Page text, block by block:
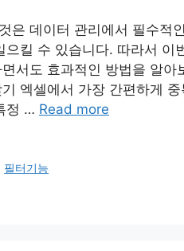
은 데이터 관리에서 필수적
킬 수 있습니다. 따라서 이
서도 효과적인 방법을 알
엑셀에서 가장 간편하게
정 … Read more
필터기능